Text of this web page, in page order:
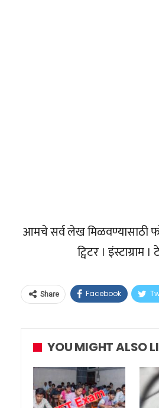
आमचे सर्व लेख मिळवण्यासाठी
ट्विटर । इंस्टाग्राम ।
Share Facebook
YOU MIGHT ALSO